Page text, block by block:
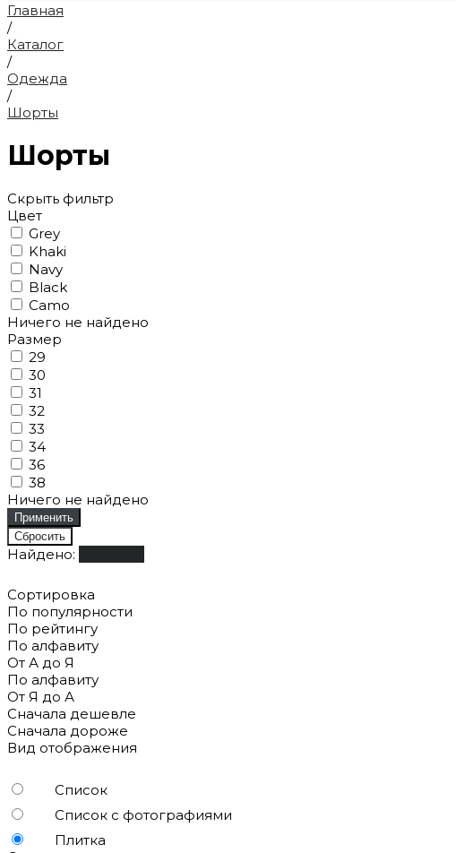
Главная
/
Каталог
/
Одежда
/
Шорты
Шорты
Скрыть фильтр
Цвет
Grey
Khaki
Navy
Black
Camo
Ничего не найдено
Размер
29
30
31
32
33
34
36
38
Ничего не найдено
Найдено:
Сортировка
По популярности
По рейтингу
По алфавиту
От А до Я
По алфавиту
От Я до А
Сначала дешевле
Сначала дороже
Вид отображения
Список
Список с фотографиями
Плитка